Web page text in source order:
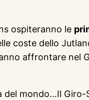
ospiteranno le
coste dello
affrontare nel
mondo…Il Giro-